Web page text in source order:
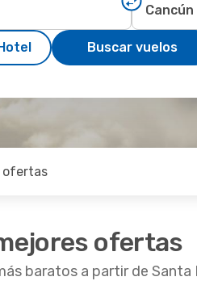
Buscar vuelos
ofertas
ofertas
baratos a partir de Santa